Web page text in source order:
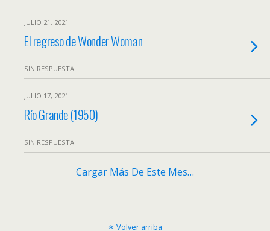
JULIO 21, 2021
El regreso de Wonder Woman
SIN RESPUESTA
JULIO 17, 2021
Río Grande (1950)
SIN RESPUESTA
Cargar Más De Este Mes…
Volver arriba